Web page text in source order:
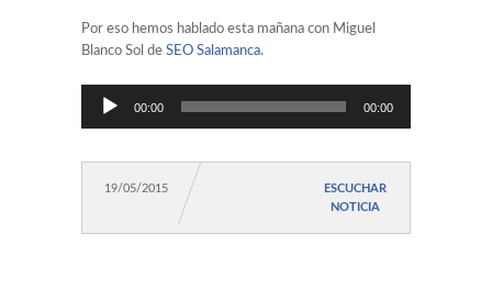
Por eso hemos hablado esta mañana con Miguel
Blanco Sol de SEO Salamanca.
Reproductor
00:00 00:00
19/05/2015
ESCUCHAR
NOTICIA